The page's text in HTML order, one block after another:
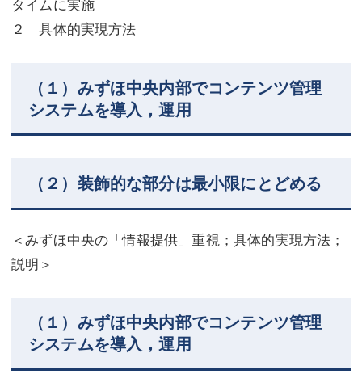
タイムに実施
２ 具体的実現方法
（１）みずほ中央内部でコンテンツ管理
システムを導入，運用
（２）装飾的な部分は最小限にとどめる
＜みずほ中央の「情報提供」重視；具体的実現方法；
説明＞
（１）みずほ中央内部でコンテンツ管理
システムを導入，運用